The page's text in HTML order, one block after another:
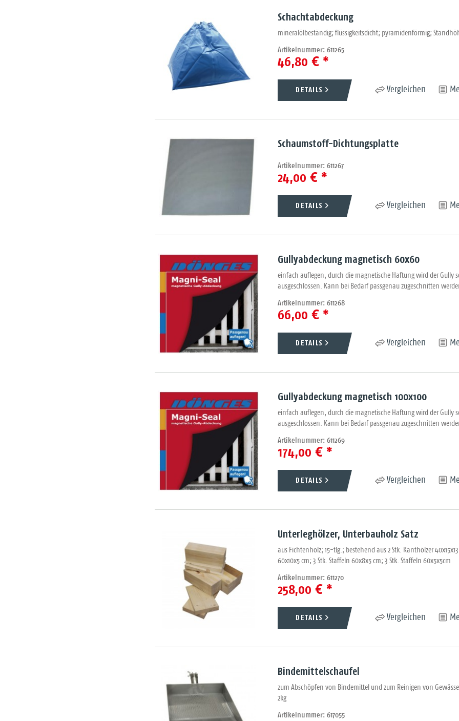
Schachtabdeckung
mineralölbeständig; flüssigkeitsdicht; pyramidenförmig;
Artikelnummer: 611265
46,80 € *
DETAILS Vergleichen
Schaumstoff-Dichtungsplatte
Artikelnummer: 611267
24,00 € *
DETAILS Vergleichen
Gullyabdeckung magnetisch 60x60
einfach auflegen, durch die magnetische Haftung wird der Gully
ausgeschlossen. Kann bei Bedarf passgenau zugeschnitten
Artikelnummer: 611268
66,00 € *
DETAILS Vergleichen
Gullyabdeckung magnetisch 100x100
einfach auflegen, durch die magnetische Haftung wird der Gully
ausgeschlossen. Kann bei Bedarf passgenau zugeschnitten
Artikelnummer: 611269
174,00 € *
DETAILS Vergleichen
Unterleghölzer, Unterbauholz Satz
aus Fichtenholz; 15-tlg.; bestehend aus 2 Stk. Kanthölzer
60x10x5 cm; 3 Stk. Staffeln 60x8x5 cm; 3 Stk. Staffeln 60x5x5cm
Artikelnummer: 611270
258,00 € *
DETAILS Vergleichen
Bindemittelschaufel
zum Abschöpfen von Bindemittel und zum Reinigen von
2kg
Artikelnummer: 617055